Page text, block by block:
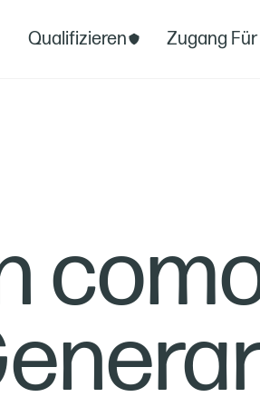
Qualifizieren Zugang